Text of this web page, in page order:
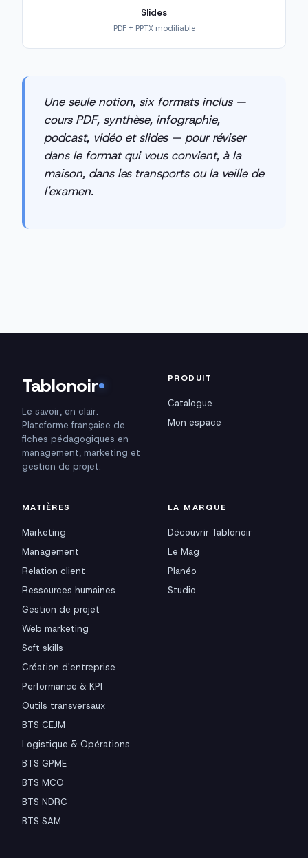
Slides
PDF + PPTX modifiable
Une seule notion, six formats inclus —
cours PDF, synthèse, infographie,
podcast, vidéo et slides — pour réviser
dans le format qui vous convient, à la
maison, dans les transports ou la veille de
l'examen.
Tablonoir
Le savoir, en clair.
Plateforme française de
fiches pédagogiques en
management, marketing et
gestion de projet.
PRODUIT
Catalogue
Mon espace
MATIÈRES
Marketing
Management
Relation client
Ressources humaines
Gestion de projet
Web marketing
Soft skills
Création d'entreprise
Performance & KPI
Outils transversaux
BTS CEJM
Logistique & Opérations
BTS GPME
BTS MCO
BTS NDRC
BTS SAM
LA MARQUE
Découvrir Tablonoir
Le Mag
Planéo
Studio